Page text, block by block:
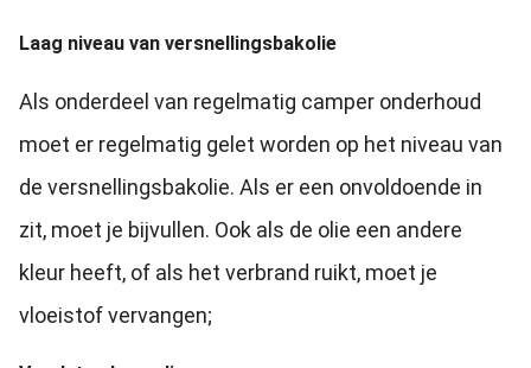
Laag niveau van versnellingsbakolie
Als onderdeel van regelmatig camper onderhoud
moet er regelmatig gelet worden op het niveau van
de versnellingsbakolie. Als er een onvoldoende in
zit, moet je bijvullen. Ook als de olie een andere
kleur heeft, of als het verbrand ruikt, moet je
vloeistof vervangen;